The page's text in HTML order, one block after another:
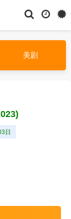
美剧
日